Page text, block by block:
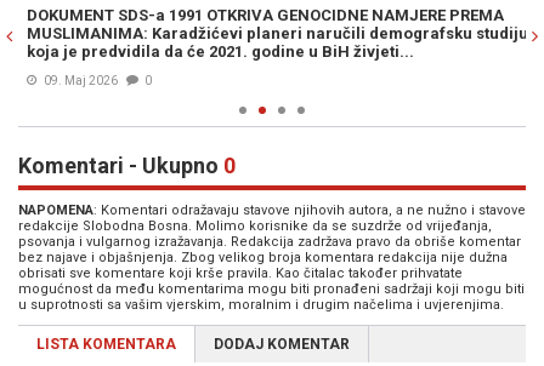
DOKUMENT SDS-a 1991 OTKRIVA GENOCIDNE NAMJERE PREMA
MUSLIMANIMA: Karadžićevi planeri naručili demografsku studiju
koja je predvidila da će 2021. godine u BiH živjeti...
09. Maj 2026 0
Komentari - Ukupno 0
NAPOMENA: Komentari odražavaju stavove njihovih autora, a ne nužno i stavove
redakcije Slobodna Bosna. Molimo korisnike da se suzdrže od vrijeđanja,
psovanja i vulgarnog izražavanja. Redakcija zadržava pravo da obriše komentar
bez najave i objašnjenja. Zbog velikog broja komentara redakcija nije dužna
obrisati sve komentare koji krše pravila. Kao čitalac također prihvatate
mogućnost da među komentarima mogu biti pronađeni sadržaji koji mogu biti
u suprotnosti sa vašim vjerskim, moralnim i drugim načelima i uvjerenjima.
LISTA KOMENTARA DODAJ KOMENTAR